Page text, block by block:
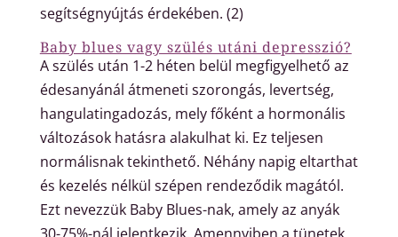
segítségnyújtás érdekében. (2)
Baby blues vagy szülés utáni depresszió?
A szülés után 1-2 héten belül megfigyelhető az
édesanyánál átmeneti szorongás, levertség,
hangulatingadozás, mely főként a hormonális
változások hatásra alakulhat ki. Ez teljesen
normálisnak tekinthető. Néhány napig eltarthat
és kezelés nélkül szépen rendeződik magától.
Ezt nevezzük Baby Blues-nak, amely az anyák